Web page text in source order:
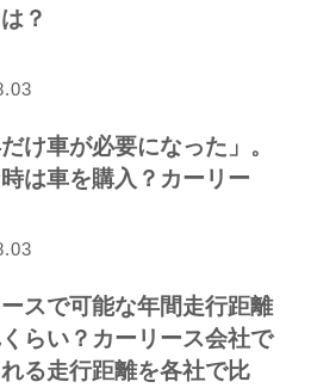
？
だけ車が必要になった」。
は車を購入？カーリー
スで可能な年間走行距離
らい？カーリース会社で
る走行距離を各社で比